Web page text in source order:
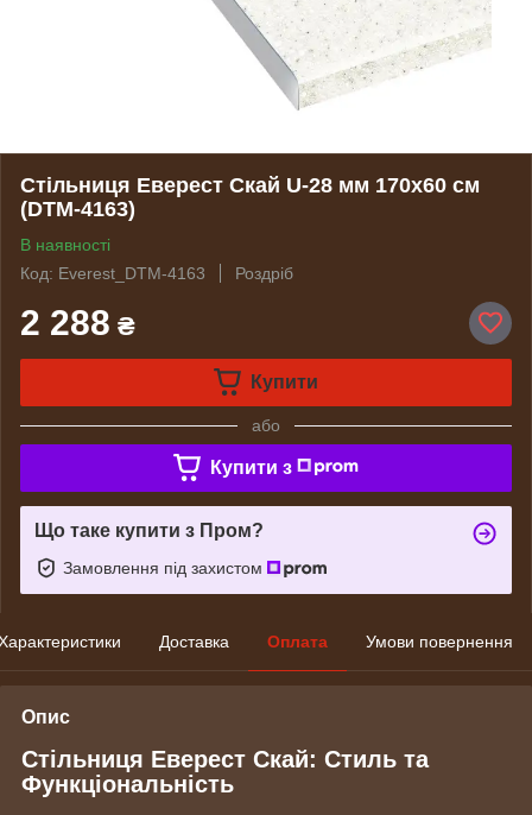
Стільниця Еверест Скай U-28 мм 170х60 см
(DTM-4163)
В наявності
Код: Everest_DTM-4163
Роздріб
2 288 ₴
Купити
або
Купити з
Що таке купити з Пром?
Замовлення під захистом
Доставка Оплата Умови повернення
Опис
Стільниця Еверест Скай: Стиль та
Функціональність